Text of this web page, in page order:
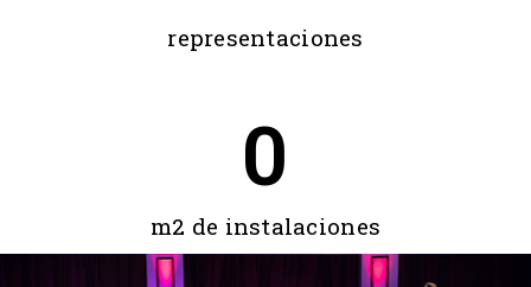
representaciones
m2 de instalaciones
0